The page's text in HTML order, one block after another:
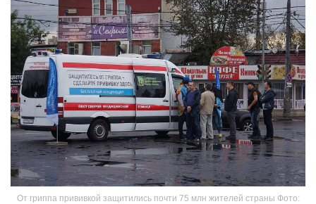
От гриппа прививкой защитились почти 75 млн жителей страны Фото: